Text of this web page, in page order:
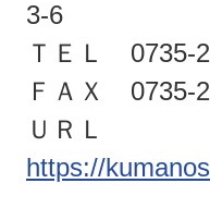
3-6
ＴＥＬ 0735-
ＦＡＸ 0735-
ＵＲＬ
https://